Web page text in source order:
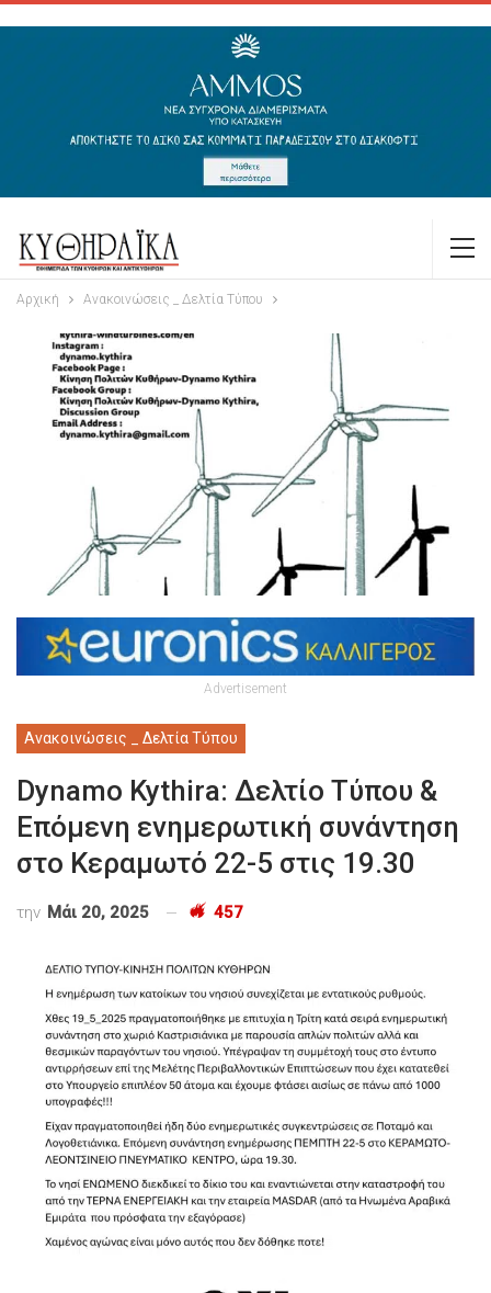
Αρχική Ανακοινώσεις _ Δελτία Τύπου
Advertisement
Ανακοινώσεις _ Δελτία Τύπου
Dynamo Kythira: Δελτίο Τύπου &
Επόμενη ενημερωτική συνάντηση
στο Κεραμωτό 22-5 στις 19.30
την Μάι 20, 2025 457